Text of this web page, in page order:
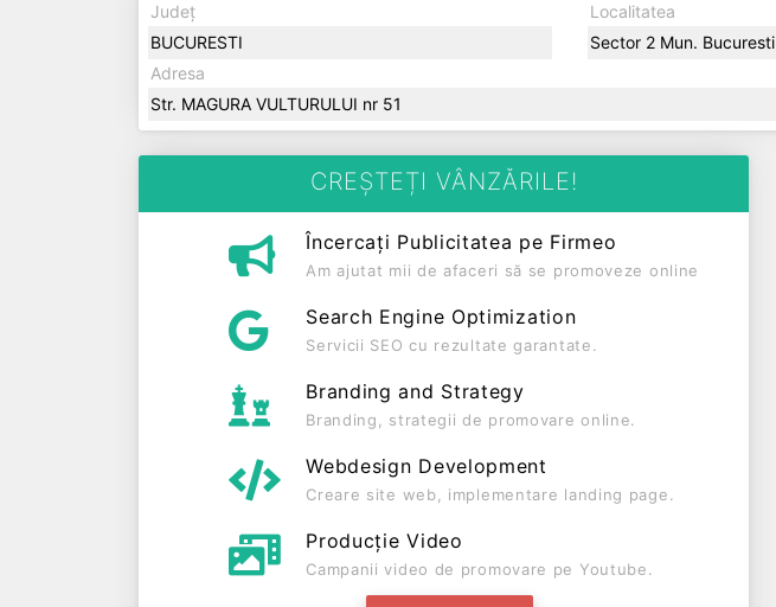
Județ
BUCURESTI
Localitatea
Sector 2 Mun. Bucuresti
Adresa
Str. MAGURA VULTURULUI nr 51
CREȘTEȚI VÂNZĂRILE!
Încercați Publicitatea pe Firmeo
Am ajutat mii de afaceri să se promoveze online
Search Engine Optimization
Servicii SEO cu rezultate garantate.
Branding and Strategy
Branding, strategii de promovare online.
Webdesign Development
Creare site web, implementare landing page.
Producție Video
Campanii video de promovare pe Youtube.